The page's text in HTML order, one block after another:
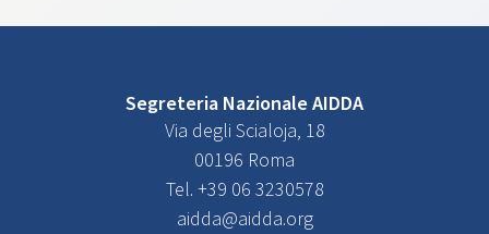
Segreteria Nazionale AIDDA
Via degli Scialoja, 18
00196 Roma
Tel. +39 06 3230578
aidda@aidda.org